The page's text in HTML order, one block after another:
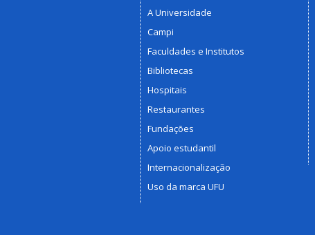
A Universidade
Campi
Faculdades e Institutos
Bibliotecas
Hospitais
Restaurantes
Fundações
Apoio estudantil
Internacionalização
Uso da marca UFU